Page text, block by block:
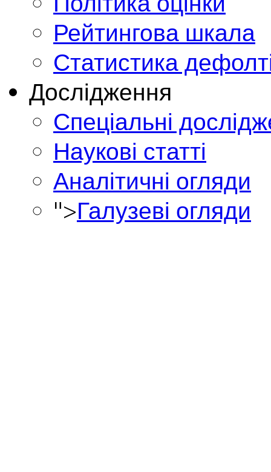
Рейтингова шкала
Статистика
Дослідження
Спеціальні
Наукові статті
Аналітичні огляди
">Галузеві огляди